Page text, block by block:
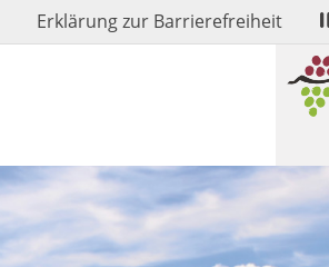
Erklärung zur Barrierefreiheit